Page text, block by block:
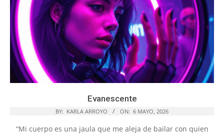
Evanescente
BY: KARLA ARROYO ON: 6 MAYO, 2026
“Mi cuerpo es una jaula que me aleja de bailar con quien